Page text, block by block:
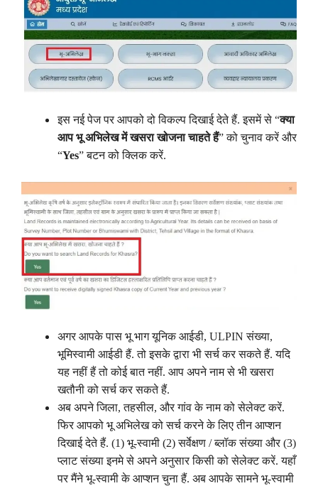
इस नई पेज पर आपको दो विकल्प दिखाई देते हैं. इसमें से “क्या
आप भू अभिलेख में खसरा खोजना चाहते हैं” को चुनाव करें और
“Yes” बटन को क्लिक करें.
अगर आपके पास भू भाग यूनिक आईडी, ULPIN संख्या,
भूमिस्वामी आईडी हैं. तो इसके द्वारा भी सर्च कर सकते हैं. यदि
यह नहीं हैं तो कोई बात नहीं. आप अपने नाम से भी खसरा
खतौनी को सर्च कर सकते हैं.
अब अपने जिला, तहसील, और गांव के नाम को सेलेक्ट करें.
फिर आपको भू अभिलेख को सर्च करने के लिए तीन आप्शन
दिखाई देते हैं. (1) भू-स्वामी (2) सर्वेक्षण / ब्लॉक संख्या और (3)
प्लाट संख्या इनमे से अपने अनुसार किसी को सेलेक्ट करें. यहाँ
पर मैंने भू-स्वामी के आप्शन चुना हैं. अब आपके सामने भू-स्वामी